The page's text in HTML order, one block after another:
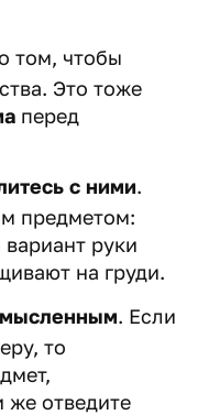
том, чтобы
Это тоже
перед
с ними.
предметом:
руки
на груди.
. Если
то
отведите